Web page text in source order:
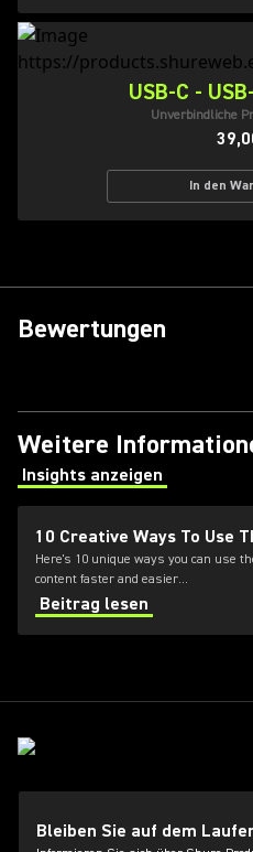
USB-C -
Unverbindliche
In den
Bewertungen
Weitere
Insights anzeigen
(Opens in a new tab)
10 Creative Ways To Use
Here's 10 unique ways you can use
content faster and easier...
Beitrag lesen
Bleiben Sie auf dem